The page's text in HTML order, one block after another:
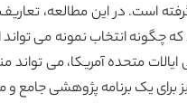
است. در این مطالعه،
چگونه انتخاب نمونه می تواند
متحده آمریکا، می تواند
یک برنامه پژوهشی جامع و